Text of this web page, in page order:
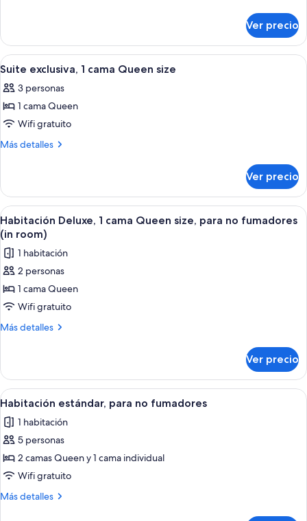
Queen
size,
para
no
fumadores
estándar,
camas
size,
para
fumadores
Ver precio
Abrir
todas
las
fotos
de
Suite
cama
Queen
size
Habitación de hotel con una cama
1
Suite exclusiva, 1 cama Queen size
3 personas
1 cama Queen
Wifi gratuito
Más detalles
Más
exclusiva,
cama
Queen
size
Ver precio
Abrir
todas
las
fotos
de
Habitación
Deluxe,
1
size,
para
no
fumadores
(in
room)
Habitación de hotel con cama,
5
Habitación Deluxe, 1 cama Queen size, para no fumadores
(in room)
1 habitación
2 personas
1 cama Queen
Wifi gratuito
Más detalles
Más
Deluxe,
cama
size,
para
fumadores
(in
Ver precio
Abrir
todas
las
fotos
de
Habitación
estándar,
Habitación de hotel con dos camas,
2
Habitación estándar, para no fumadores
1 habitación
5 personas
2 camas Queen y 1 cama individual
Wifi gratuito
Más detalles
Más